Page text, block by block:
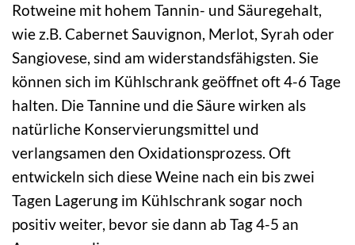
Rotweine mit hohem Tannin- und Säuregehalt,
wie z.B. Cabernet Sauvignon, Merlot, Syrah oder
Sangiovese, sind am widerstandsfähigsten. Sie
können sich im Kühlschrank geöffnet oft 4-6 Tage
halten. Die Tannine und die Säure wirken als
natürliche Konservierungsmittel und
verlangsamen den Oxidationsprozess. Oft
entwickeln sich diese Weine nach ein bis zwei
Tagen Lagerung im Kühlschrank sogar noch
positiv weiter, bevor sie dann ab Tag 4-5 an